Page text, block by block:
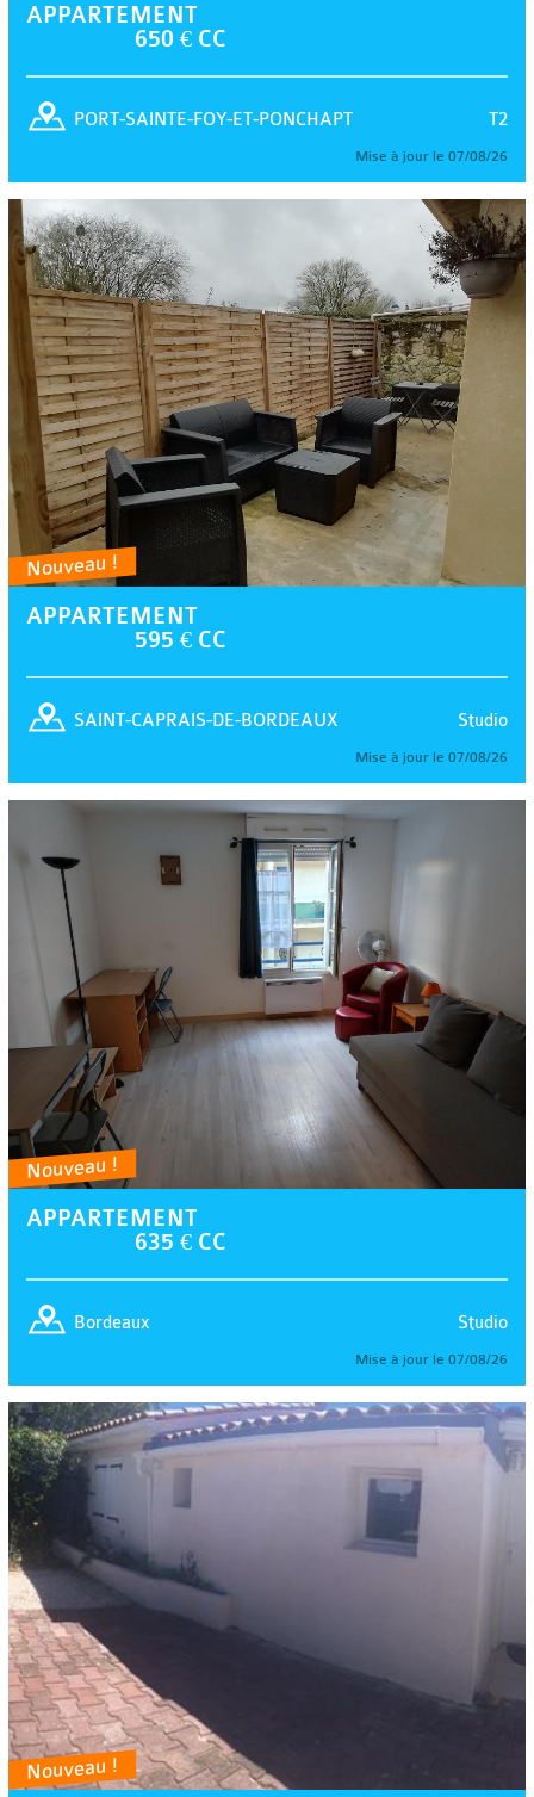
APPARTEMENT
650 € CC
T2
PORT-SAINTE-FOY-ET-PONCHAPT
Mise à jour le 07/08/26
Nouveau !
APPARTEMENT
595 € CC
Studio
SAINT-CAPRAIS-DE-BORDEAUX
Mise à jour le 07/08/26
Nouveau !
APPARTEMENT
635 € CC
Studio
Bordeaux
Mise à jour le 07/08/26
Nouveau !